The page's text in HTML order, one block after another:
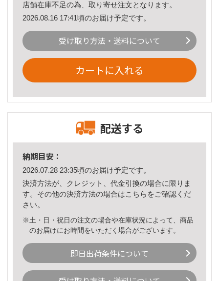
店舗在庫不足の為、取り寄せ注文となります。
2026.08.16 17:41頃のお届け予定です。
受け取り方法・送料について
カートに入れる
配送する
納期目安：
2026.07.28 23:35頃のお届け予定です。
決済方法が、クレジット、代金引換の場合に限りま
す。その他の決済方法の場合はこちら をご確認くだ
さい。
※土・日・祝日の注文の場合や在庫状況によって、商品
のお届けにお時間をいただく場合がございます。
即日出荷条件について